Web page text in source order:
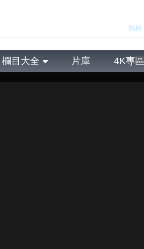
熱榜
欄目大全 片庫 4K專區